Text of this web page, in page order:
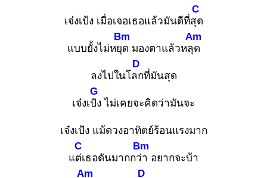
เจ๋งเป้ง เมื่อเจอเธอแล้วมันดีที่สุด
C
แบบยั้งไม่หยุด
Bm
มองตาแล้วหลุด
Am
ลงไปในโลก
D
ที่มันสุด
เจ๋งเป้ง
G
ไม่เคยจะคิดว่ามันจะ
เจ๋งเป้ง แม้ดวงอาทิตย์ร้อนแรงมาก
แต่เ
C
ธอดันมากกว่า
Bm
อยากจะบ้า
Am
D